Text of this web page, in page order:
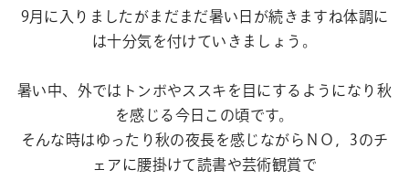
9月に入りましたがまだまだ暑い日が続きますね体調に
は十分気を付けていきましょう。
暑い中、外ではトンボやススキを目にするようになり秋
を感じる今日この頃です。
そんな時はゆったり秋の夜長を感じながらＮＯ，3のチ
ェアに腰掛けて読書や芸術観賞で